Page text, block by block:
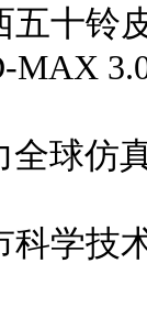
十铃
MAX
全球仿
科学技